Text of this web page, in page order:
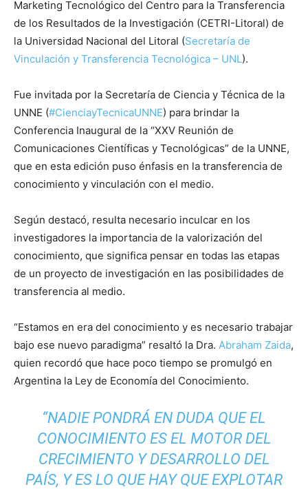
Marketing Tecnológico del Centro para la Transferencia
de los Resultados de la Investigación (CETRI-Litoral) de
la Universidad Nacional del Litoral (Secretaría de
Vinculación y Transferencia Tecnológica – UNL).
Fue invitada por la Secretaría de Ciencia y Técnica de la
UNNE (#CienciayTecnicaUNNE) para brindar la
Conferencia Inaugural de la “XXV Reunión de
Comunicaciones Científicas y Tecnológicas” de la UNNE,
que en esta edición puso énfasis en la transferencia de
conocimiento y vinculación con el medio.
Según destacó, resulta necesario inculcar en los
investigadores la importancia de la valorización del
conocimiento, que significa pensar en todas las etapas
de un proyecto de investigación en las posibilidades de
transferencia al medio.
“Estamos en era del conocimiento y es necesario trabajar
bajo ese nuevo paradigma” resaltó la Dra. Abraham Zaida,
quien recordó que hace poco tiempo se promulgó en
Argentina la Ley de Economía del Conocimiento.
“NADIE PONDRÁ EN DUDA QUE EL
CONOCIMIENTO ES EL MOTOR DEL
CRECIMIENTO Y DESARROLLO DEL
PAÍS, Y ES LO QUE HAY QUE EXPLOTAR